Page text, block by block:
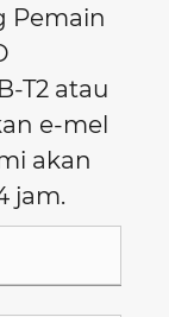
Pemain
T2 atau
e-mel
akan
jam.